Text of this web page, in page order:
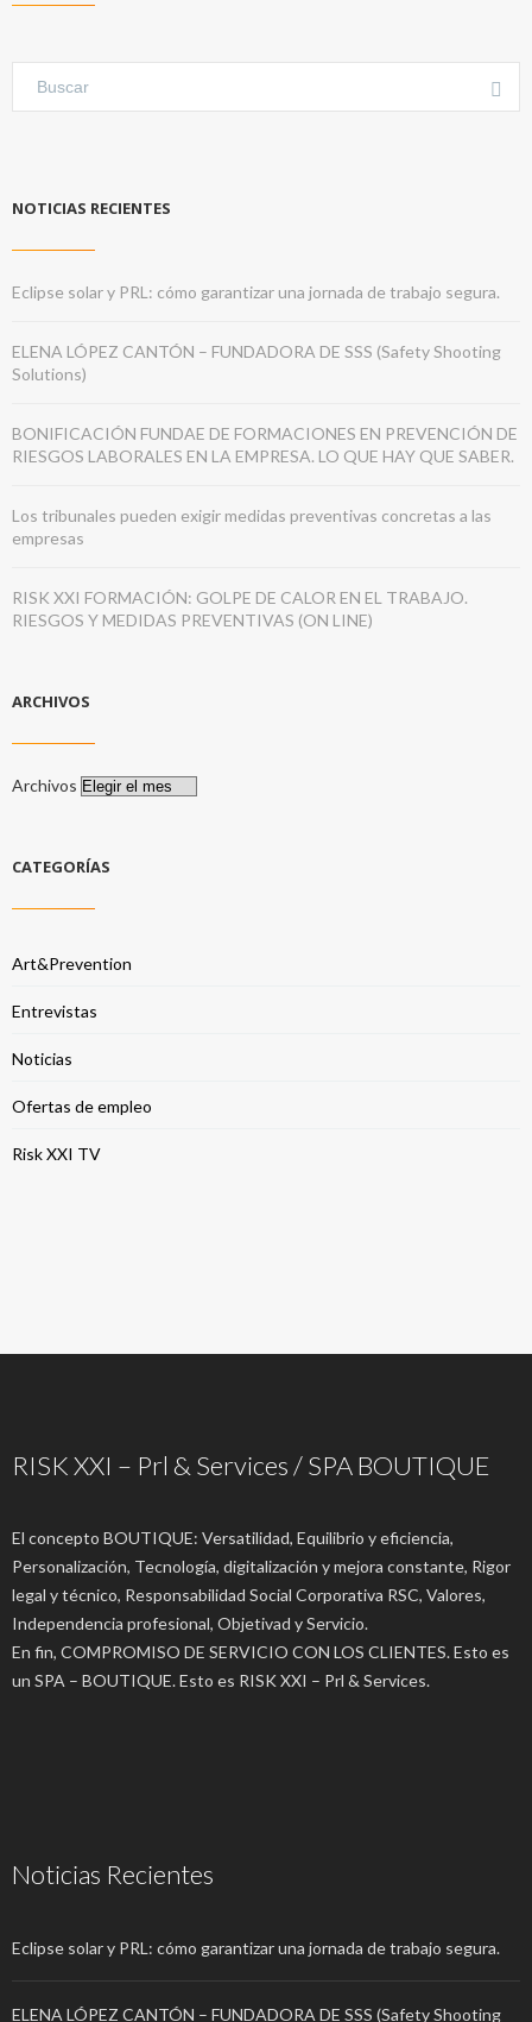
NOTICIAS RECIENTES
Eclipse solar y PRL: cómo garantizar una jornada de trabajo segura.
ELENA LÓPEZ CANTÓN – FUNDADORA DE SSS (Safety Shooting
Solutions)
BONIFICACIÓN FUNDAE DE FORMACIONES EN PREVENCIÓN DE
RIESGOS LABORALES EN LA EMPRESA. LO QUE HAY QUE SABER.
Los tribunales pueden exigir medidas preventivas concretas a las
empresas
RISK XXI FORMACIÓN: GOLPE DE CALOR EN EL TRABAJO.
RIESGOS Y MEDIDAS PREVENTIVAS (ON LINE)
ARCHIVOS
Archivos
CATEGORÍAS
Art&Prevention
Entrevistas
Noticias
Ofertas de empleo
Risk XXI TV
RISK XXI – Prl & Services / SPA BOUTIQUE
El concepto BOUTIQUE: Versatilidad, Equilibrio y eficiencia,
Personalización, Tecnología, digitalización y mejora constante, Rigor
legal y técnico, Responsabilidad Social Corporativa RSC, Valores,
Independencia profesional, Objetivad y Servicio.
En fin, COMPROMISO DE SERVICIO CON LOS CLIENTES. Esto es
un SPA – BOUTIQUE. Esto es RISK XXI – Prl & Services.
Noticias Recientes
Eclipse solar y PRL: cómo garantizar una jornada de trabajo segura.
ELENA LÓPEZ CANTÓN – FUNDADORA DE SSS (Safety Shooting